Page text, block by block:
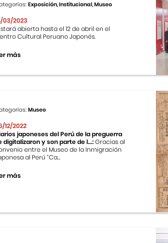
Exposición, Institucional, Museo
03/2023
abierta hasta el 12 de abril en el
Cultural Peruano Japonés.
más
Museo
12/2022
japoneses del Perú de la preguerra
digitalizaron y son parte de l...:Gracias al
entre el Museo de la Inmigración
al Perú “Ca...
más